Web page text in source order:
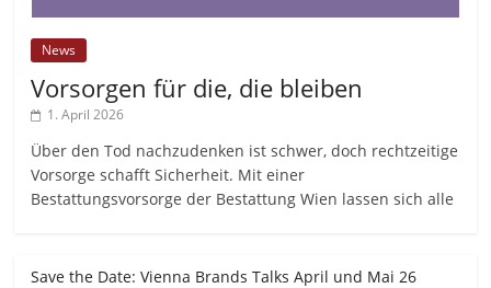
News
Vorsorgen für die, die bleiben
1. April 2026
Über den Tod nachzudenken ist schwer, doch rechtzeitige
Vorsorge schafft Sicherheit. Mit einer
Bestattungsvorsorge der Bestattung Wien lassen sich alle
Save the Date: Vienna Brands Talks April und Mai 26